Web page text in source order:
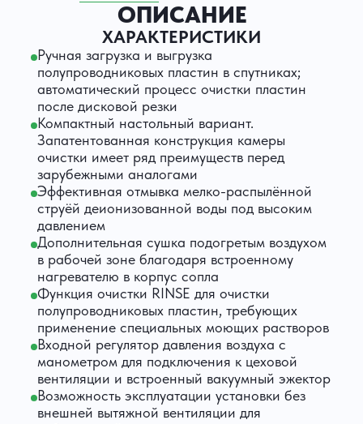
ОПИСАНИЕ
ХАРАКТЕРИСТИКИ
Ручная загрузка и выгрузка
полупроводниковых пластин в спутниках;
автоматический процесс очистки пластин
после дисковой резки
Компактный настольный вариант.
Запатентованная конструкция камеры
очистки имеет ряд преимуществ перед
зарубежными аналогами
Эффективная отмывка мелко-распылённой
струёй деионизованной воды под высоким
давлением
Дополнительная сушка подогретым воздухом
в рабочей зоне благодаря встроенному
нагревателю в корпус сопла
Функция очистки RINSE для очистки
полупроводниковых пластин, требующих
применение специальных моющих растворов
Входной регулятор давления воздуха с
манометром для подключения к цеховой
вентиляции и встроенный вакуумный эжектор
Возможность эксплуатации установки без
внешней вытяжной вентиляции для